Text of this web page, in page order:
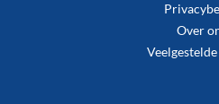
Over